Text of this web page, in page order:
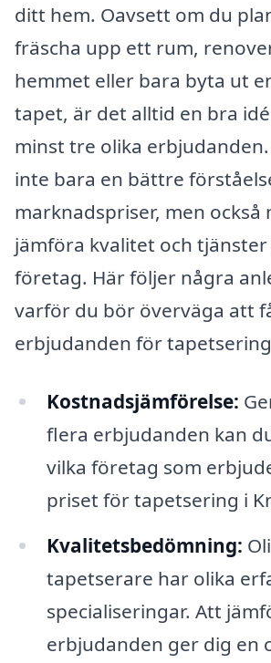
ditt hem. Oavsett om du
fräscha upp ett rum,
hemmet eller bara byta ut
tapet, är det alltid en bra
minst tre olika
inte bara en bättre
marknadspriser, men
jämföra kvalitet och tjänster
företag. Här följer några
varför du bör överväga att
erbjudanden för
Kostnadsjämförelse:
flera erbjudanden kan
vilka företag som
priset för tapetsering i
Kvalitetsbedömning:
tapetserare har olika
specialiseringar. Att
erbjudanden ger dig en